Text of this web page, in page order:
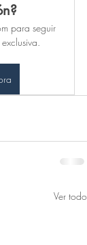
para seguir
Ver todo